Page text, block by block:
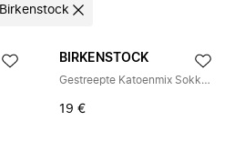
Birkenstock
BIRKENSTOCK
Gestreepte Katoenmix Sokken Lichtgrijs
19 €